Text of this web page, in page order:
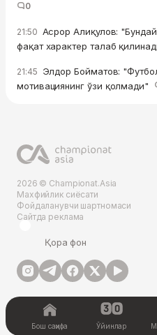
0
21:50 Асрор Алиқулов:
фақат характер талаб
21:45 Элдор Бойматов:
мотивациянинг ўзи қолмади"
2026 © Championat.Asia
Махфийлик сиёсати
Фойдаланувчи шартномаси
Сайтда реклама
Қора фон
Бош саҳифа Ўйинлар